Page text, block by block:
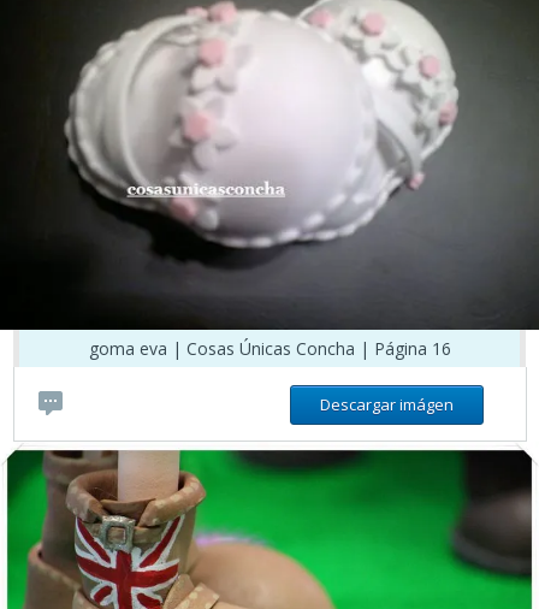
goma eva | Cosas Únicas Concha | Página 16
Descargar imágen